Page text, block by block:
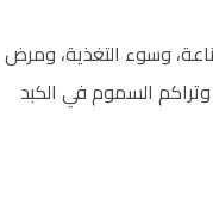
وسوء التغذية، ومرض
وتراكم السموم في الكبد